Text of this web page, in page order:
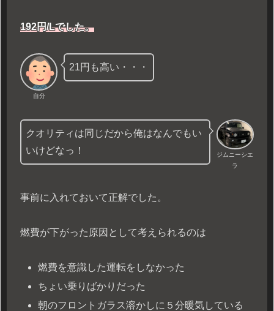
192円/Lでした。
自分
21円も高い・・・
ジムニーシエ
ラ
クオリティは同じだから俺はなんでもい
いけどなっ！
事前に入れておいて正解でした。
燃費が下がった原因として考えられるのは
燃費を意識した運転をしなかった
ちょい乗りばかりだった
朝のフロントガラス溶かしに５分暖気している